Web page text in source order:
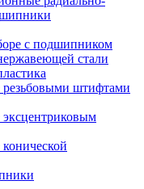
с подшипником
стали
штифтами